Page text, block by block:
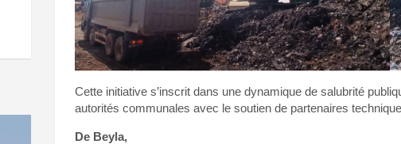
Cette initiative s’inscrit dans une dynamique de salubrité
autorités communales avec le soutien de partenaires
De Beyla,